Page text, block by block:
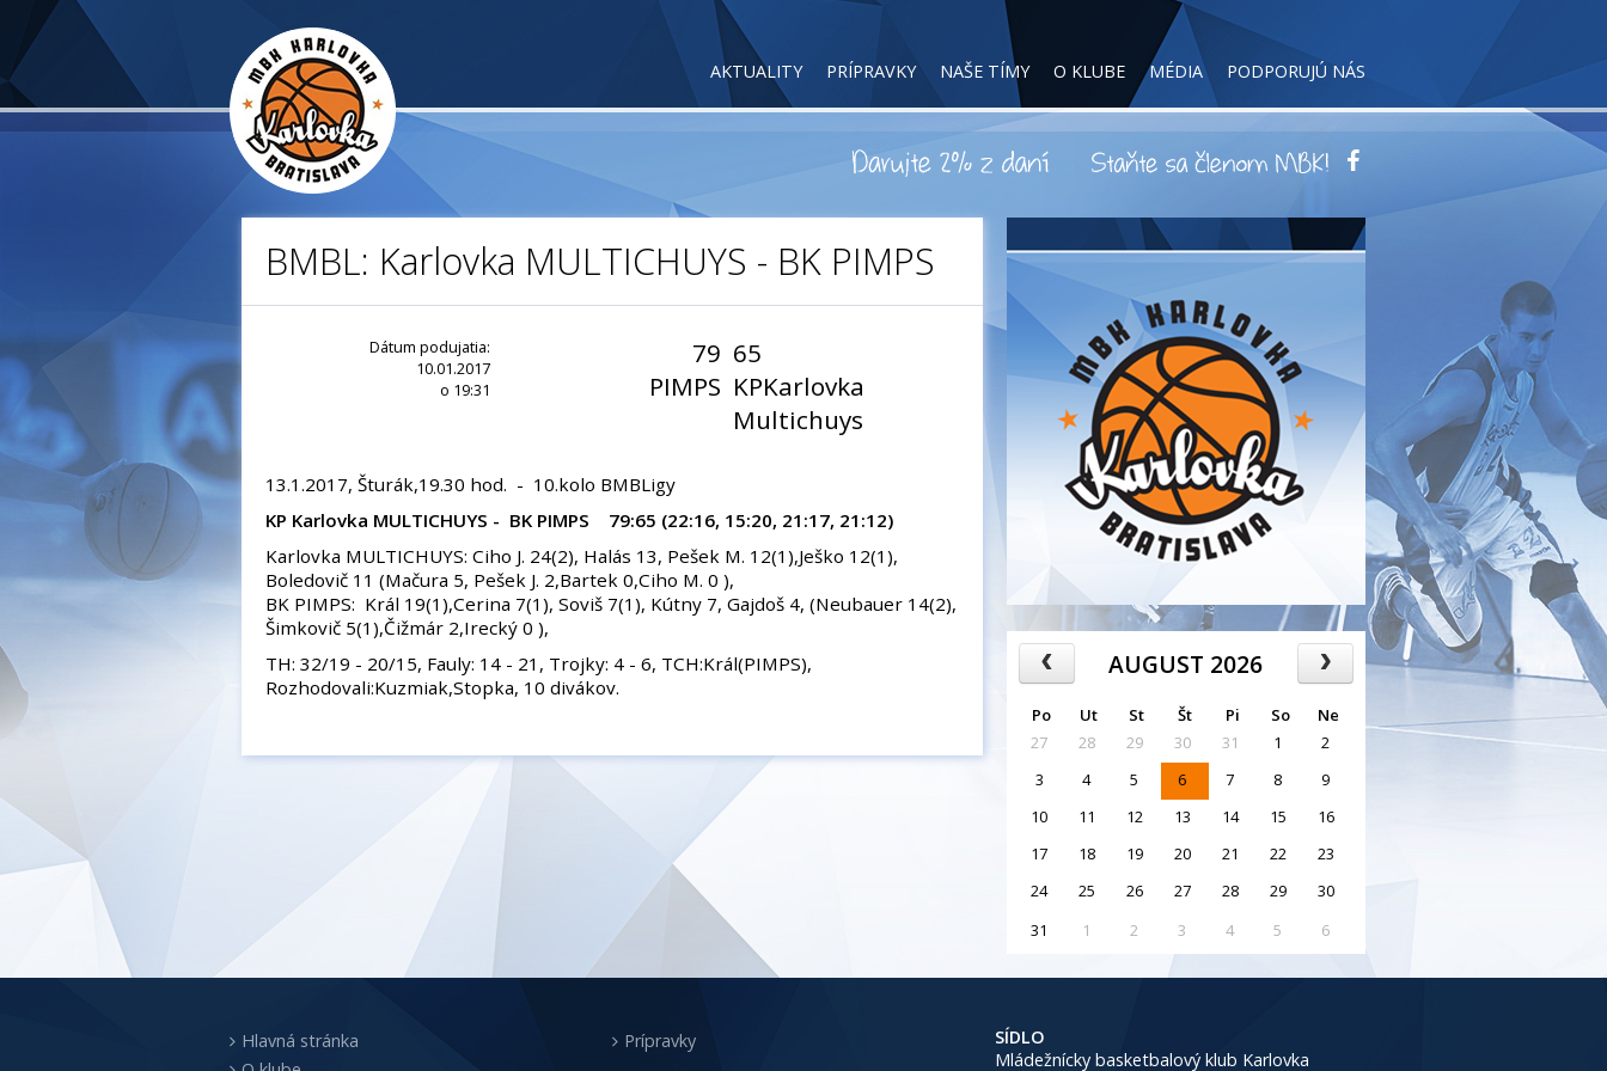
AKTUALITY PRÍPRAVKY NAŠE TÍMY O KLUBE MÉDIA PODPORUJÚ NÁS
BMBL: Karlovka MULTICHUYS - BK PIMPS
Dátum podujatia:
10.01.2017
o 19:31
79
PIMPS
65
KPKarlovka
Multichuys
13.1.2017, Šturák,19.30 hod. - 10.kolo BMBLigy
KP Karlovka MULTICHUYS - BK PIMPS 79:65 (22:16, 15:20, 21:17, 21:12)
Karlovka MULTICHUYS: Ciho J. 24(2), Halás 13, Pešek M. 12(1),Ješko 12(1),
Boledovič 11 (Mačura 5, Pešek J. 2,Bartek 0,Ciho M. 0 ),
BK PIMPS: Král 19(1),Cerina 7(1), Soviš 7(1), Kútny 7, Gajdoš 4, (Neubauer 14(2),
Šimkovič 5(1),Čižmár 2,Irecký 0 ),
TH: 32/19 - 20/15, Fauly: 14 - 21, Trojky: 4 - 6, TCH:Král(PIMPS),
Rozhodovali:Kuzmiak,Stopka, 10 divákov.
AUGUST 2026
Po Ut St Št Pi So
Ne
27
28 29 30 31 1
2
3
4 5 6 7 8
9
10
11 12 13 14 15
16
17
18 19 20 21 22
23
24
25 26 27 28 29
30
31
1 2 3 4 5 6
Hlavná stránka
Prípravky
SÍDLO
Mládežnícky basketbalový klub Karlovka